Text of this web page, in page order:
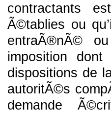
contractants
Ã©tablies ou
entraÃ®nÃ©
imposition
dispositions de
autoritÃ©s
demande